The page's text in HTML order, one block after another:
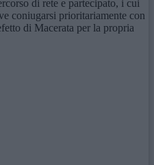
di rete e partecipato, i cui
coniugarsi prioritariamente con
di Macerata per la propria